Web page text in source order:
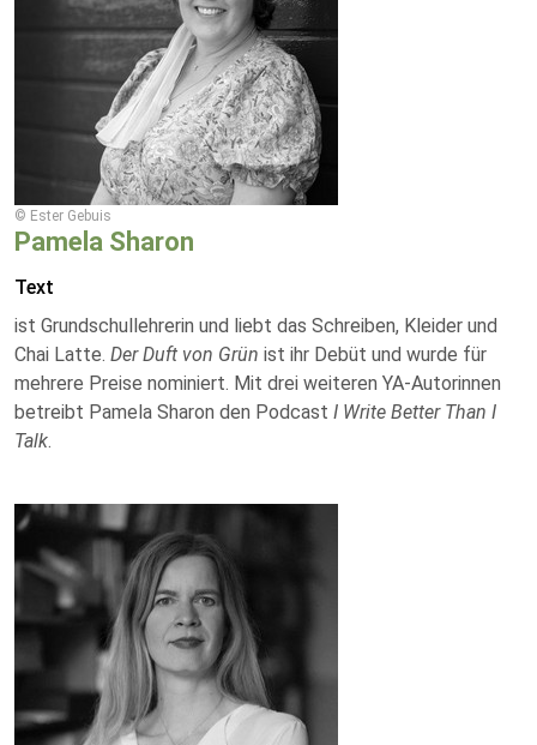
© Ester Gebuis
Pamela Sharon
Text
ist Grundschullehrerin und liebt das Schreiben, Kleider und
Chai Latte. Der Duft von Grün ist ihr Debüt und wurde für
mehrere Preise nominiert. Mit drei weiteren YA-Autorinnen
betreibt Pamela Sharon den Podcast I Write Better Than I
Talk.